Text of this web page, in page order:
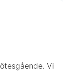
Vi